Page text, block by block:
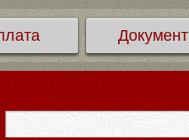
Документ